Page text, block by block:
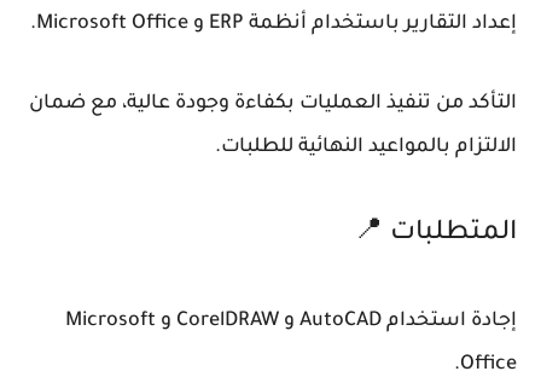
إعداد التقارير باستخدام أنظمة ERP و Microsoft Office.
التأكد من تنفيذ العمليات بكفاءة وجودة عالية، مع ضمان
الالتزام بالمواعيد النهائية للطلبات.
المتطلبات 📍
إجادة استخدام AutoCAD و CorelDRAW و Microsoft
Office.